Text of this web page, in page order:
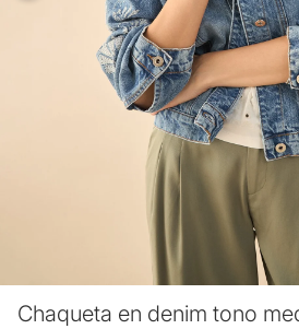
Chaqueta en denim tono